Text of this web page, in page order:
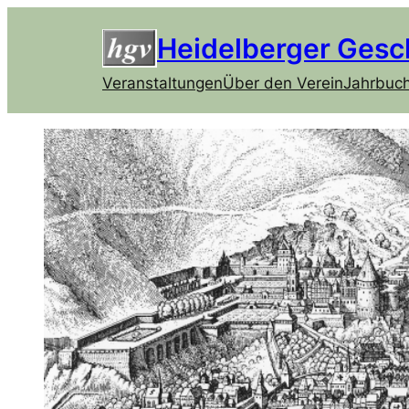
Heidelberger
VeranstaltungenÜber den Verein